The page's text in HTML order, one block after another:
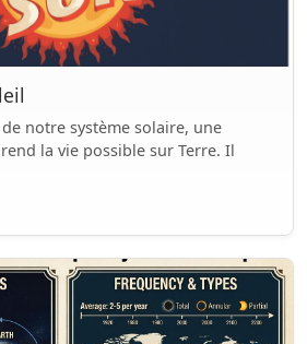
notre système solaire, une
la vie possible sur Terre. Il